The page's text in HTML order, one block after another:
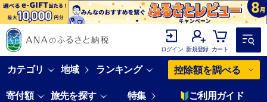
ログイン 新規登録 カート
カテゴリ 地域 ランキング 控除額を調べる
寄付額 旅先を探す 特集 ご利用ガイド